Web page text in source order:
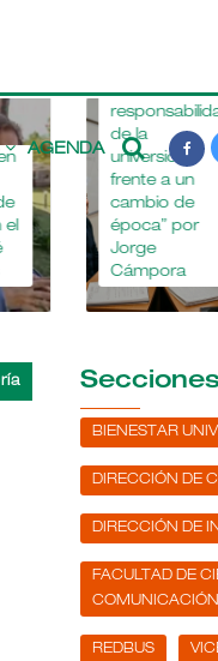
AGENDA
“La
responsabilidad
de la
universidad
frente a un
cambio de
época” por
Jorge
Cámpora
BIENESTAR
DIRECCIÓN DE
DIRECCIÓN DE
FACULTAD DE
COMUNICACIÓN
REDBUS